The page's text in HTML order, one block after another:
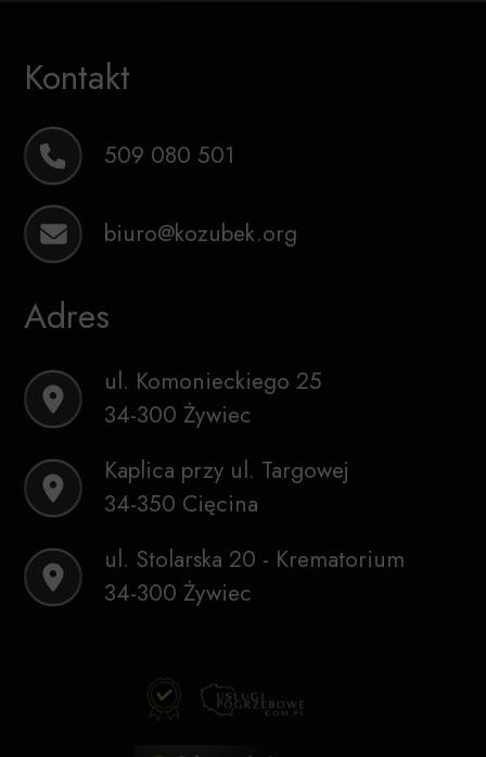
Kontakt
509 080 501
biuro@kozubek.org
Adres
ul. Komonieckiego 25
34-300 Żywiec
Kaplica przy ul. Targowej
34-350 Cięcina
ul. Stolarska 20 - Krematorium
34-300 Żywiec